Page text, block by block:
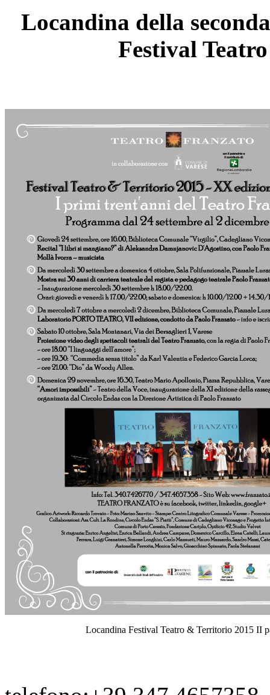
Locandina della
Festival
Locandina Festival Teatro & Territorio 2015 II